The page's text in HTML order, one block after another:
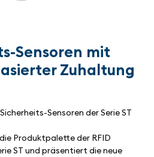
Sensoren mit
Zuhaltung
Sensoren der Serie ST
Produktpalette der RFID
ST und präsentiert die neue